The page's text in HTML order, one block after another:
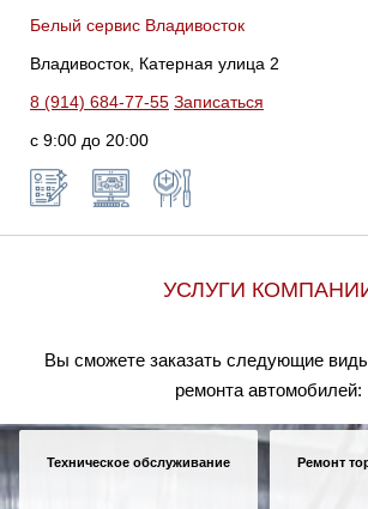
Белый сервис Владивосток
Владивосток, Катерная улица 2
8 (914) 684-77-55 Записаться
с 9:00 до 20:00
УСЛУГИ
Вы сможете заказать следующие
ремонта автомобилей:
Техническое обслуживание Ремонт